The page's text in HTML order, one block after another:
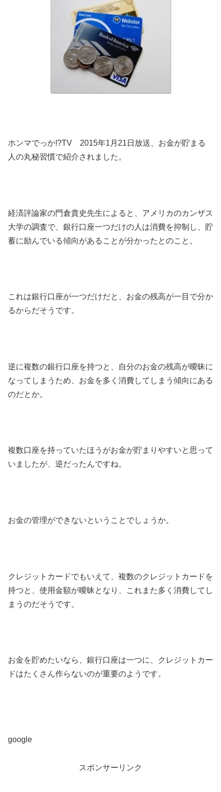
ホンマでっか!?TV 2015年1月21日放送、お金が貯まる
人の丸秘習慣で紹介されました。
経済評論家の門倉貴史先生によると、アメリカのカンザス
大学の調査で、銀行口座一つだけの人は消費を抑制し、貯
蓄に励んでいる傾向があることが分かったとのこと。
これは銀行口座が一つだけだと、お金の残高が一目で分か
るからだそうです。
逆に複数の銀行口座を持つと、自分のお金の残高が曖昧に
なってしまうため、お金を多く消費してしまう傾向にある
のだとか。
複数口座を持っていたほうがお金が貯まりやすいと思って
いましたが、逆だったんですね。
お金の管理ができないということでしょうか。
クレジットカードでもいえて、複数のクレジットカードを
持つと、使用金額が曖昧となり、これまた多く消費してし
まうのだそうです。
お金を貯めたいなら、銀行口座は一つに、クレジットカー
ドはたくさん作らないのが重要のようです。
google
スポンサーリンク